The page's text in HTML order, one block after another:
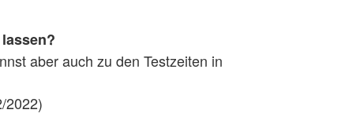
aber auch zu den Testzeiten in
2022)